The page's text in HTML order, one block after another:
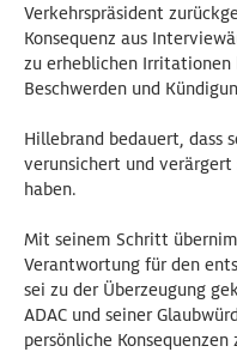
Verkehrspräsident
Konsequenz aus
zu erheblichen
Beschwerden und
Hillebrand bedauert, dass
verunsichert und
haben.
Mit seinem Schritt
Verantwortung für den
sei zu der Überzeugung
ADAC und seiner
persönliche